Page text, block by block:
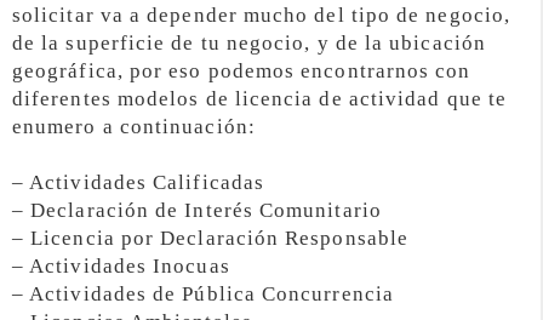
solicitar va a depender mucho del tipo de negocio,
de la superficie de tu negocio, y de la ubicación
geográfica, por eso podemos encontrarnos con
diferentes modelos de licencia de actividad que te
enumero a continuación:
– Actividades Calificadas
– Declaración de Interés Comunitario
– Licencia por Declaración Responsable
– Actividades Inocuas
– Actividades de Pública Concurrencia